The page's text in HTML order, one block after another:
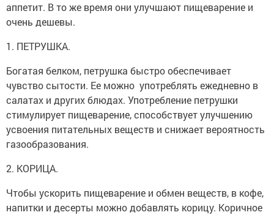
аппетит. В то же время они улучшают пищеварение и
очень дешевы.
1. ПЕТРУШКА.
Богатая белком, петрушка быстро обеспечивает
чувство сытости. Ее можно употреблять ежедневно в
салатах и других блюдах. Употребление петрушки
стимулирует пищеварение, способствует улучшению
усвоения питательных веществ и снижает вероятность
газообразования.
2. КОРИЦА.
Чтобы ускорить пищеварение и обмен веществ, в кофе,
напитки и десерты можно добавлять корицу. Коричное